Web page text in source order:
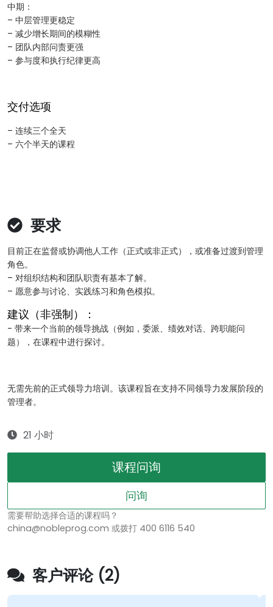
中期：
– 中层管理更稳定
– 减少增长期间的模糊性
– 团队内部问责更强
– 参与度和执行纪律更高
交付选项
– 连续三个全天
– 六个半天的课程
要求
目前正在监督或协调他人工作（正式或非正式），或准备过渡到管理
角色。
– 对组织结构和团队职责有基本了解。
– 愿意参与讨论、实践练习和角色模拟。
建议（非强制）：
- 带来一个当前的领导挑战（例如，委派、绩效对话、跨职能问
题），在课程中进行探讨。
无需先前的正式领导力培训。该课程旨在支持不同领导力发展阶段的
管理者。
21 小时
课程问询
问询
需要帮助选择合适的课程吗？
china@nobleprog.com 或拨打 400 6116 540
客户评论 (2)